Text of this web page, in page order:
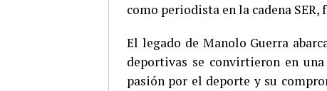
como periodista en la cadena SER,
El legado de Manolo Guerra
deportivas se convirtieron en
pasión por el deporte y su